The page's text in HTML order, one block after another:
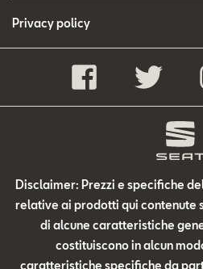
Privacy policy
Disclaimer: Prezzi e specifiche
relative ai prodotti qui contenute
di alcune caratteristiche
costituiscono in alcun
caratteristiche specifiche da